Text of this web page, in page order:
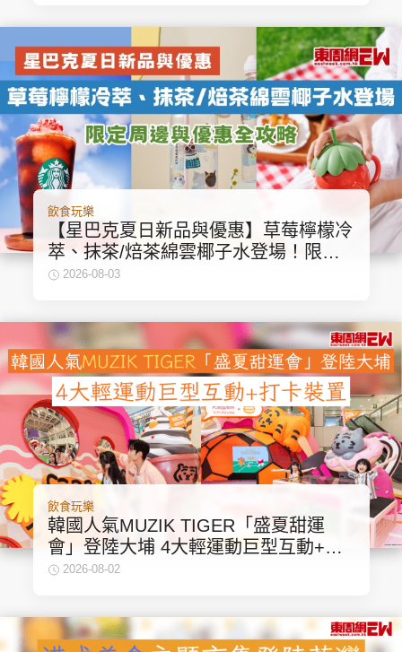
飲食玩樂
【星巴克夏日新品與優惠】草莓檸檬冷
萃、抹茶/焙茶綿雲椰子水登場！限定
周邊與優惠全攻略
2026-08-03
飲食玩樂
韓國人氣MUZIK TIGER「盛夏甜運
會」登陸大埔 4大輕運動巨型互動+打
卡裝置
2026-08-02